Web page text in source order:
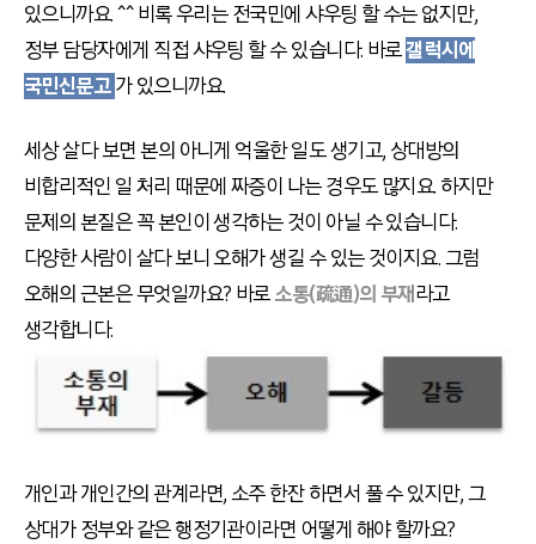
있으니까요. ^^ 비록 우리는 전국민에 샤우팅 할 수는 없지만,
정부 담당자에게 직접 샤우팅 할 수 있습니다. 바로갤럭시에
국민신문고가 있으니까요.
세상 살다 보면 본의 아니게 억울한 일도 생기고, 상대방의
비합리적인 일 처리 때문에 짜증이 나는 경우도 많지요. 하지만
문제의 본질은 꼭 본인이 생각하는 것이 아닐 수 있습니다.
다양한 사람이 살다 보니 오해가 생길 수 있는 것이지요. 그럼
오해의 근본은 무엇일까요? 바로소통(疏通)의 부재라고
생각합니다.
개인과 개인간의 관계라면, 소주 한잔 하면서 풀 수 있지만, 그
상대가 정부와 같은 행정기관이라면 어떻게 해야 할까요?